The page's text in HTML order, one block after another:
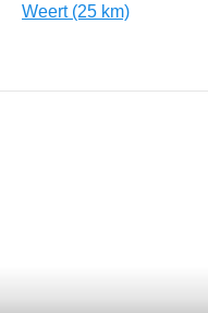
Weert (25 km)